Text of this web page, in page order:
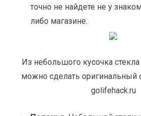
точно не найдете не у
либо магазине.
Из небольшого кусочка стекла
можно сделать оригинальный
golifehack.ru